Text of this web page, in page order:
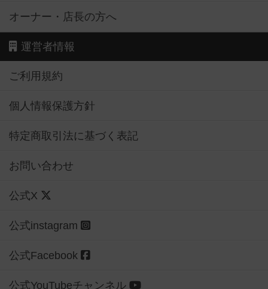
オーナー・店長の方へ
運営者情報
ご利用規約
個人情報保護方針
特定商取引法に基づく表記
お問い合わせ
公式X
公式instagram
公式Facebook
公式YouTubeチャンネル